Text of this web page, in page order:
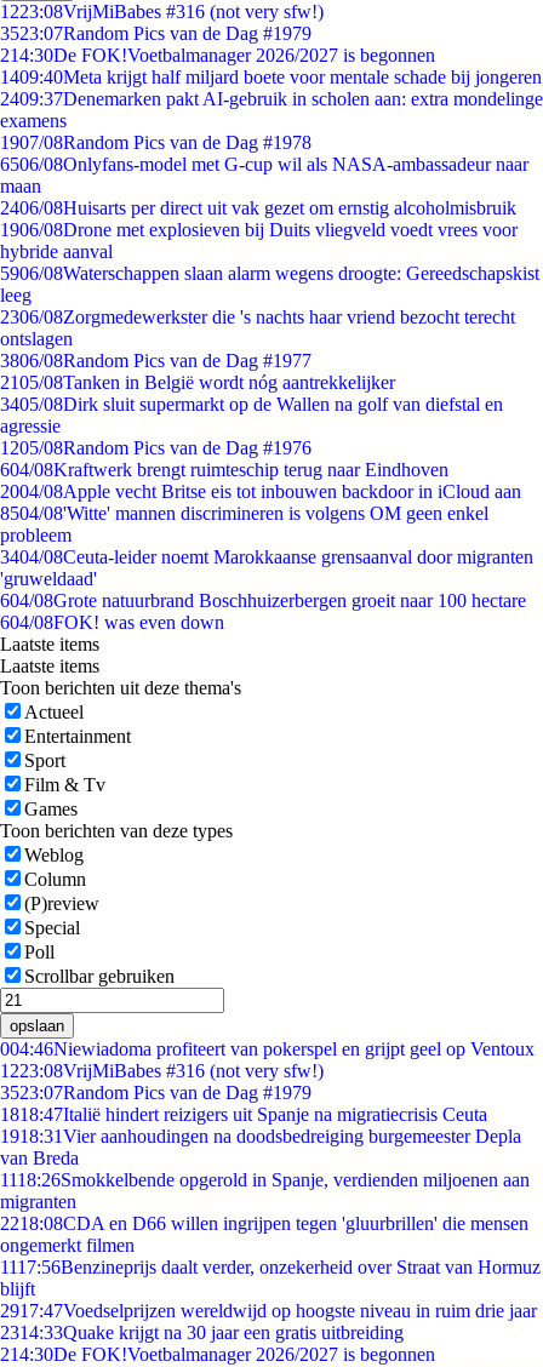
1223:08VrijMiBabes #316 (not very sfw!)
3523:07Random Pics van de Dag #1979
214:30De FOK!Voetbalmanager 2026/2027 is begonnen
1409:40Meta krijgt half miljard boete voor mentale schade bij jongeren
2409:37Denemarken pakt AI-gebruik in scholen aan: extra mondelinge
examens
1907/08Random Pics van de Dag #1978
6506/08Onlyfans-model met G-cup wil als NASA-ambassadeur naar
maan
2406/08Huisarts per direct uit vak gezet om ernstig alcoholmisbruik
1906/08Drone met explosieven bij Duits vliegveld voedt vrees voor
hybride aanval
5906/08Waterschappen slaan alarm wegens droogte: Gereedschapskist
leeg
2306/08Zorgmedewerkster die 's nachts haar vriend bezocht terecht
ontslagen
3806/08Random Pics van de Dag #1977
2105/08Tanken in België wordt nóg aantrekkelijker
3405/08Dirk sluit supermarkt op de Wallen na golf van diefstal en
agressie
1205/08Random Pics van de Dag #1976
604/08Kraftwerk brengt ruimteschip terug naar Eindhoven
2004/08Apple vecht Britse eis tot inbouwen backdoor in iCloud aan
8504/08'Witte' mannen discrimineren is volgens OM geen enkel
probleem
3404/08Ceuta-leider noemt Marokkaanse grensaanval door migranten
'gruweldaad'
604/08Grote natuurbrand Boschhuizerbergen groeit naar 100 hectare
604/08FOK! was even down
Laatste items
Laatste items
Toon berichten uit deze thema's
Actueel
Entertainment
Sport
Film & Tv
Games
Toon berichten van deze types
Weblog
Column
(P)review
Special
Poll
Scrollbar gebruiken
opslaan
004:46Niewiadoma profiteert van pokerspel en grijpt geel op Ventoux
1223:08VrijMiBabes #316 (not very sfw!)
3523:07Random Pics van de Dag #1979
1818:47Italië hindert reizigers uit Spanje na migratiecrisis Ceuta
1918:31Vier aanhoudingen na doodsbedreiging burgemeester Depla
van Breda
1118:26Smokkelbende opgerold in Spanje, verdienden miljoenen aan
migranten
2218:08CDA en D66 willen ingrijpen tegen 'gluurbrillen' die mensen
ongemerkt filmen
1117:56Benzineprijs daalt verder, onzekerheid over Straat van Hormuz
blijft
2917:47Voedselprijzen wereldwijd op hoogste niveau in ruim drie jaar
2314:33Quake krijgt na 30 jaar een gratis uitbreiding
214:30De FOK!Voetbalmanager 2026/2027 is begonnen